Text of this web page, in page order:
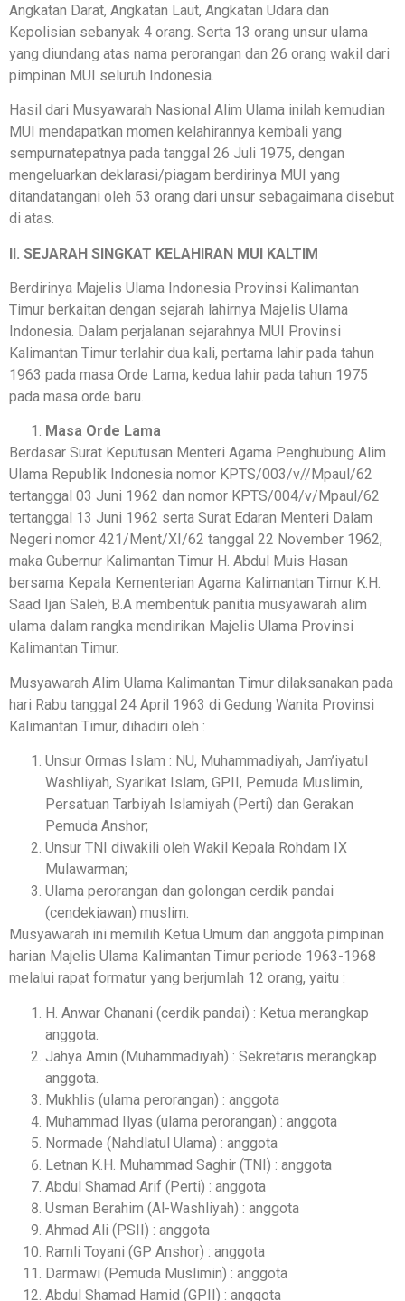
Angkatan Darat, Angkatan Laut, Angkatan Udara dan
Kepolisian sebanyak 4 orang. Serta 13 orang unsur ulama
yang diundang atas nama perorangan dan 26 orang wakil dari
pimpinan MUI seluruh Indonesia.
Hasil dari Musyawarah Nasional Alim Ulama inilah kemudian
MUI mendapatkan momen kelahirannya kembali yang
sempurnatepatnya pada tanggal 26 Juli 1975, dengan
mengeluarkan deklarasi/piagam berdirinya MUI yang
ditandatangani oleh 53 orang dari unsur sebagaimana disebut
di atas.
II. SEJARAH SINGKAT KELAHIRAN MUI KALTIM
Berdirinya Majelis Ulama Indonesia Provinsi Kalimantan
Timur berkaitan dengan sejarah lahirnya Majelis Ulama
Indonesia. Dalam perjalanan sejarahnya MUI Provinsi
Kalimantan Timur terlahir dua kali, pertama lahir pada tahun
1963 pada masa Orde Lama, kedua lahir pada tahun 1975
pada masa orde baru.
Masa Orde Lama
Berdasar Surat Keputusan Menteri Agama Penghubung Alim
Ulama Republik Indonesia nomor KPTS/003/v//Mpaul/62
tertanggal 03 Juni 1962 dan nomor KPTS/004/v/Mpaul/62
tertanggal 13 Juni 1962 serta Surat Edaran Menteri Dalam
Negeri nomor 421/Ment/XI/62 tanggal 22 November 1962,
maka Gubernur Kalimantan Timur H. Abdul Muis Hasan
bersama Kepala Kementerian Agama Kalimantan Timur K.H.
Saad Ijan Saleh, B.A membentuk panitia musyawarah alim
ulama dalam rangka mendirikan Majelis Ulama Provinsi
Kalimantan Timur.
Musyawarah Alim Ulama Kalimantan Timur dilaksanakan pada
hari Rabu tanggal 24 April 1963 di Gedung Wanita Provinsi
Kalimantan Timur, dihadiri oleh :
Unsur Ormas Islam : NU, Muhammadiyah, Jam’iyatul
Washliyah, Syarikat Islam, GPII, Pemuda Muslimin,
Persatuan Tarbiyah Islamiyah (Perti) dan Gerakan
Pemuda Anshor;
Unsur TNI diwakili oleh Wakil Kepala Rohdam IX
Mulawarman;
Ulama perorangan dan golongan cerdik pandai
(cendekiawan) muslim.
Musyawarah ini memilih Ketua Umum dan anggota pimpinan
harian Majelis Ulama Kalimantan Timur periode 1963-1968
melalui rapat formatur yang berjumlah 12 orang, yaitu :
H. Anwar Chanani (cerdik pandai) : Ketua merangkap
anggota.
Jahya Amin (Muhammadiyah) : Sekretaris merangkap
anggota.
Mukhlis (ulama perorangan) : anggota
Muhammad Ilyas (ulama perorangan) : anggota
Normade (Nahdlatul Ulama) : anggota
Letnan K.H. Muhammad Saghir (TNI) : anggota
Abdul Shamad Arif (Perti) : anggota
Usman Berahim (Al-Washliyah) : anggota
Ahmad Ali (PSII) : anggota
Ramli Toyani (GP Anshor) : anggota
Darmawi (Pemuda Muslimin) : anggota
Abdul Shamad Hamid (GPII) : anggota